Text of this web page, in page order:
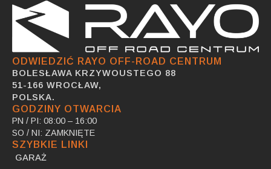
ODWIEDZIĆ RAYO OFF-ROAD CENTRUM
BOLESŁAWA KRZYWOUSTEGO 88
51-166 WROCŁAW,
POLSKA.
GODZINY OTWARCIA
PN / PI: 08:00 – 16:00
SO / NI: ZAMKNIĘTE
SZYBKIE LINKI
GARAŻ